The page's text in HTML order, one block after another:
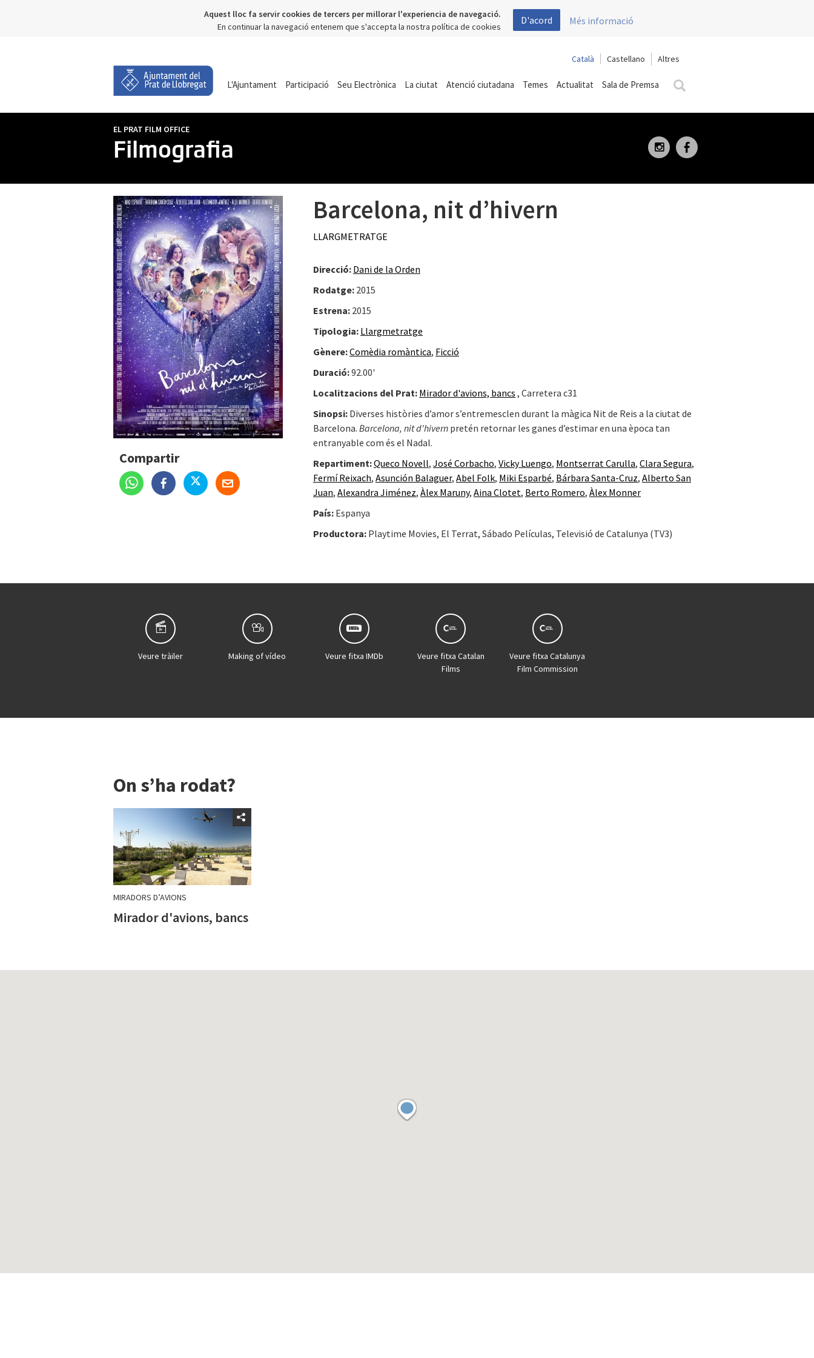
Aquest lloc fa servir cookies de tercers per millorar l'experiencia de navegació.
En continuar la navegació entenem que s'accepta la nostra política de cookies
D'acord Més informació
Català Castellano
L'Ajuntament Participació Seu Electrònica La ciutat Atenció ciutadana Temes Actualitat Sala de Premsa
EL PRAT FILM OFFICE
Filmografia
Compartir
Barcelona, nit d’hivern
LLARGMETRATGE
Direcció: Dani de la Orden
Rodatge: 2015
Estrena: 2015
Tipologia: Llargmetratge
Gènere:Comèdia romàntica, Ficció
Duració:92.00'
Localitzacions del Prat: Mirador d'avions, bancs , Carretera c31
Sinopsi: Diverses històries d’amor s’entremesclen durant la màgica Nit de Reis a la ciutat de
Barcelona. Barcelona, nit d'hivern pretén retornar les ganes d’estimar en una època tan
entranyable com és el Nadal.
Repartiment:Queco Novell, José Corbacho, Vicky Luengo, Montserrat Carulla, Clara Segura,
Fermí Reixach, Asunción Balaguer, Abel Folk, Miki Esparbé, Bárbara Santa-Cruz, Alberto San
Juan, Alexandra Jiménez, Àlex Maruny, Aina Clotet, Berto Romero, Àlex Monner
País: Espanya
Productora: Playtime Movies, El Terrat, Sábado Películas, Televisió de Catalunya (TV3)
Veure tràiler Making of vídeo Veure fitxa IMDb
Veure fitxa Catalan
Films
Veure fitxa Catalunya
Film Commission
On s’ha rodat?
MIRADORS D’AVIONS
Mirador d'avions, bancs